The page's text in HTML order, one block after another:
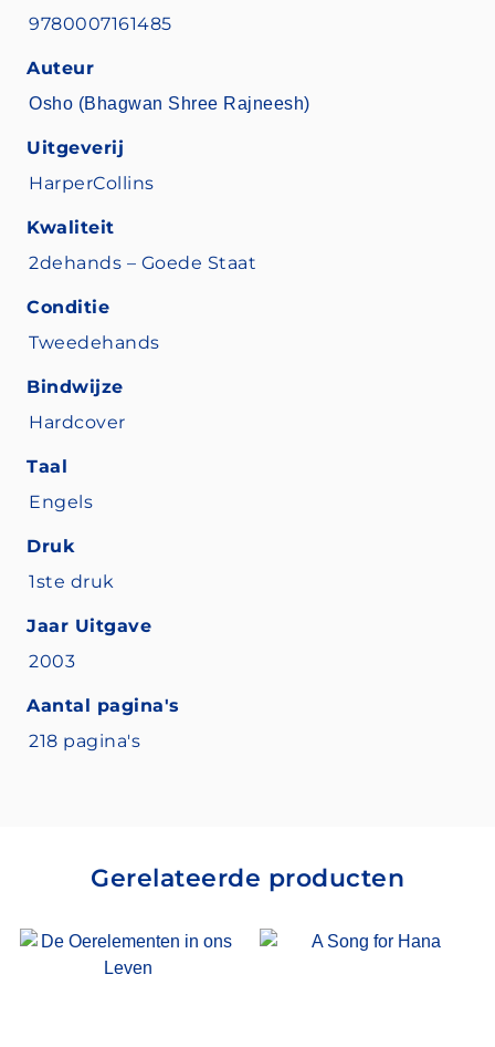
9780007161485
Auteur
Osho (Bhagwan Shree Rajneesh)
Uitgeverij
HarperCollins
Kwaliteit
2dehands – Goede Staat
Conditie
Tweedehands
Bindwijze
Hardcover
Taal
Engels
Druk
1ste druk
Jaar Uitgave
2003
Aantal pagina's
218 pagina's
Gerelateerde producten